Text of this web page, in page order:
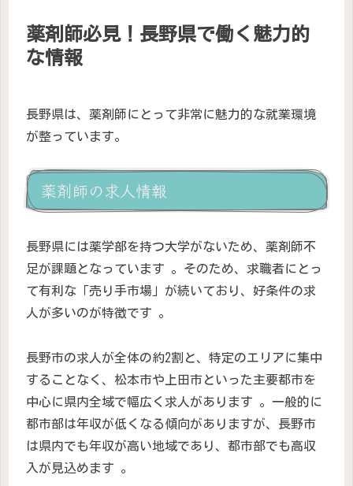
薬剤師必見！長野県で働く魅力的
な情報
長野県は、薬剤師にとって非常に魅力的な就業環境
が整っています。
薬剤師の求人情報
長野県には薬学部を持つ大学がないため、薬剤師不
足が課題となっています 。そのため、求職者にとっ
て有利な「売り手市場」が続いており、好条件の求
人が多いのが特徴です 。
長野市の求人が全体の約2割と、特定のエリアに集中
することなく、松本市や上田市といった主要都市を
中心に県内全域で幅広く求人があります 。一般的に
都市部は年収が低くなる傾向がありますが、長野市
は県内でも年収が高い地域であり、都市部でも高収
入が見込めます 。